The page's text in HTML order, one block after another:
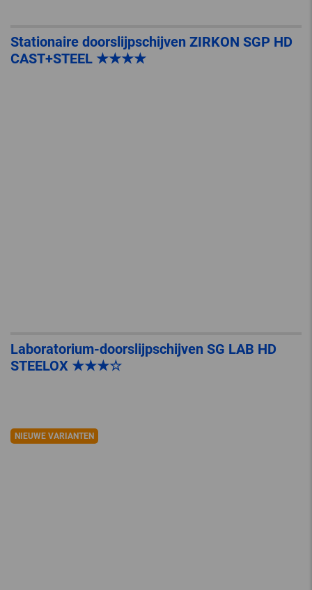
Stationaire doorslijpschijven ZIRKON SGP HD
CAST+STEEL ★★★★
Laboratorium-doorslijpschijven SG LAB HD
STEELOX ★★★☆
NIEUWE VARIANTEN